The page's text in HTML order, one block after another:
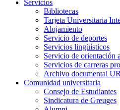
Servicios
Bibliotecas
Tarjeta Universitaria
Alojamiento
Servicio de deportes
Servicios lingüísticos
Servicio de orientación
Servicios de carreras
Archivo documental
Comunidad universitaria
Consejo de Estudiantes
Sindicatura de Greuges